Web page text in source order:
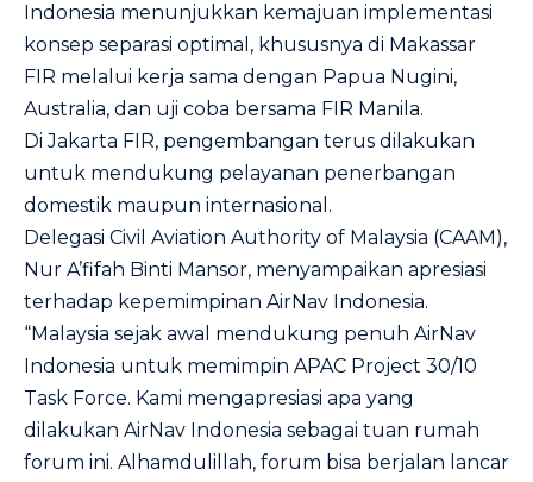
Indonesia menunjukkan kemajuan implementasi
konsep separasi optimal, khususnya di Makassar
FIR melalui kerja sama dengan Papua Nugini,
Australia, dan uji coba bersama FIR Manila.
Di Jakarta FIR, pengembangan terus dilakukan
untuk mendukung pelayanan penerbangan
domestik maupun internasional.
Delegasi Civil Aviation Authority of Malaysia (CAAM),
Nur A’fifah Binti Mansor, menyampaikan apresiasi
terhadap kepemimpinan AirNav Indonesia.
“Malaysia sejak awal mendukung penuh AirNav
Indonesia untuk memimpin APAC Project 30/10
Task Force. Kami mengapresiasi apa yang
dilakukan AirNav Indonesia sebagai tuan rumah
forum ini. Alhamdulillah, forum bisa berjalan lancar